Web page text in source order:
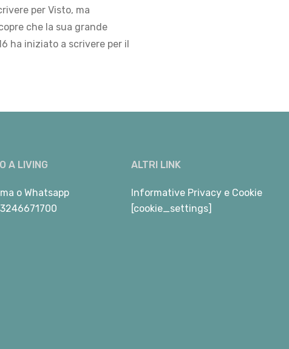
per Visto, ma
che la sua grande
ha iniziato a scrivere per il
A LIVING
o Whatsapp
ALTRI LINK
Informative Privacy e Cookie
[cookie_settings]